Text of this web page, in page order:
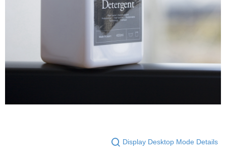
Display Desktop Mode Details